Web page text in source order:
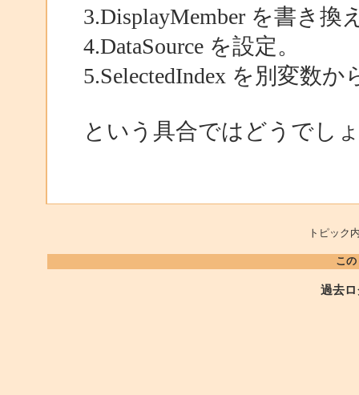
3.DisplayMember を書き換
4.DataSource を設定。
5.SelectedIndex を別変数か
という具合ではどうでし
トピッ
こ
過去